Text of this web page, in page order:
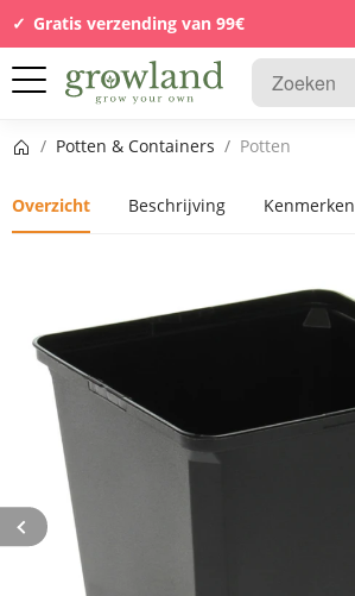
Gratis verzending van 99€
Startpagina
/ Potten & Containers / Potten
Overzicht Beschrijving Kenmerken